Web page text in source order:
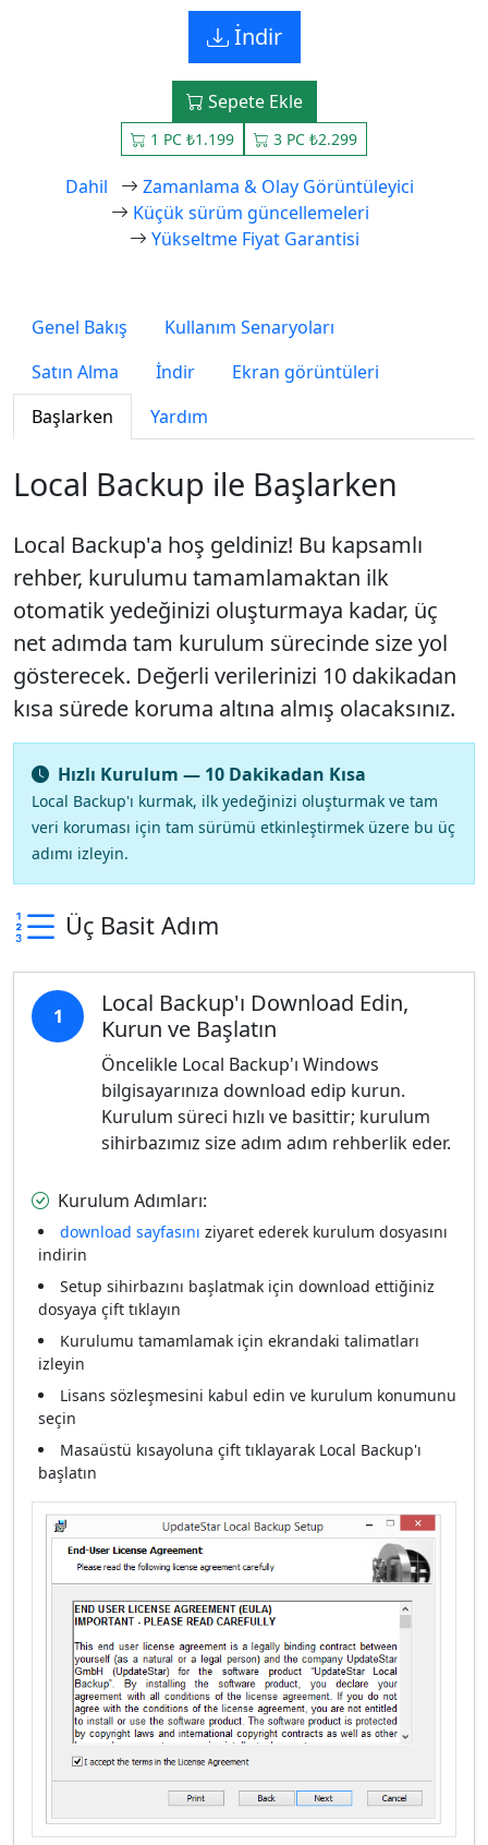
İndir
Sepete Ekle
1 PC ₺1.199 3 PC ₺2.299
Dahil
Zamanlama & Olay Görüntüleyici
Küçük sürüm güncellemeleri
Yükseltme Fiyat Garantisi
Genel Bakış
Kullanım Senaryoları
Satın Alma
İndir
Ekran görüntüleri
Başlarken
Yardım
Local Backup ile Başlarken
Local Backup'a hoş geldiniz! Bu kapsamlı
rehber, kurulumu tamamlamaktan ilk
otomatik yedeğinizi oluşturmaya kadar, üç
net adımda tam kurulum sürecinde size yol
gösterecek. Değerli verilerinizi 10 dakikadan
kısa sürede koruma altına almış olacaksınız.
Hızlı Kurulum — 10 Dakikadan Kısa
Local Backup'ı kurmak, ilk yedeğinizi oluşturmak ve tam
veri koruması için tam sürümü etkinleştirmek üzere bu üç
adımı izleyin.
Üç Basit Adım
1
Local Backup'ı Download Edin,
Kurun ve Başlatın
Öncelikle Local Backup'ı Windows
bilgisayarınıza download edip kurun.
Kurulum süreci hızlı ve basittir; kurulum
sihirbazımız size adım adım rehberlik eder.
Kurulum Adımları:
download sayfasını ziyaret ederek kurulum dosyasını
indirin
Setup sihirbazını başlatmak için download ettiğiniz
dosyaya çift tıklayın
Kurulumu tamamlamak için ekrandaki talimatları
izleyin
Lisans sözleşmesini kabul edin ve kurulum konumunu
seçin
Masaüstü kısayoluna çift tıklayarak Local Backup'ı
başlatın